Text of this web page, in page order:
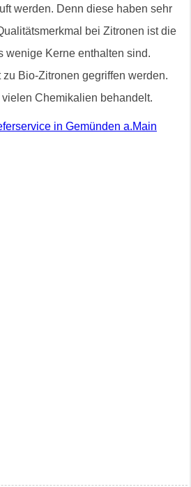
werden. Denn diese haben sehr
bei Zitronen ist die
wenige Kerne enthalten sind.
Bio-Zitronen gegriffen werden.
Chemikalien behandelt.
in Gemünden a.Main